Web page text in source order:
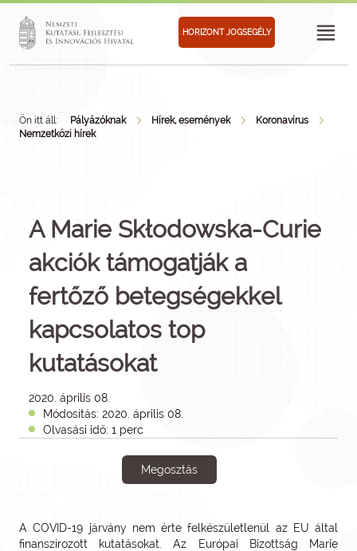
HORIZONT JOGSEGÉLY
Ön itt áll: Pályázóknak Hírek, események
Koronavírus
Nemzetközi hírek
A Marie Skłodowska-Curie
akciók támogatják a
fertőző betegségekkel
kapcsolatos top
kutatásokat
2020. április 08.
Módosítás: 2020. április 08.
Olvasási idő: 1 perc
Megosztás
A COVID-19 járvány nem érte felkészületlenül az EU által
finanszírozott kutatásokat. Az Európai Bizottság Marie